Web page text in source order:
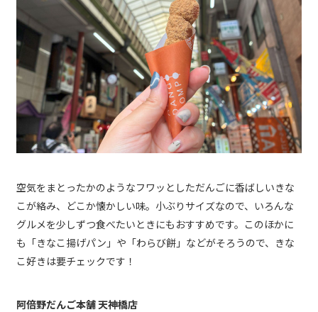
空気をまとったかのようなフワッとしただんごに香ばしいきな
こが絡み、どこか懐かしい味。小ぶりサイズなので、いろんな
グルメを少しずつ食べたいときにもおすすめです。このほかに
も「きなこ揚げパン」や「わらび餅」などがそろうので、きな
こ好きは要チェックです！
阿倍野だんご本舗 天神橋店